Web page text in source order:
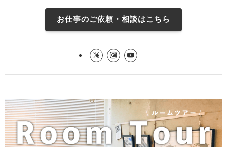
お仕事のご依頼・相談はこちら